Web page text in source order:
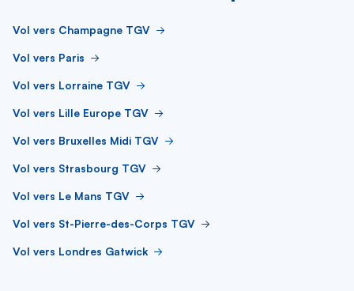
Vol vers Champagne TGV
Vol vers Paris
Vol vers Lorraine TGV
Vol vers Lille Europe TGV
Vol vers Bruxelles Midi TGV
Vol vers Strasbourg TGV
Vol vers Le Mans TGV
Vol vers St-Pierre-des-Corps TGV
Vol vers Londres Gatwick